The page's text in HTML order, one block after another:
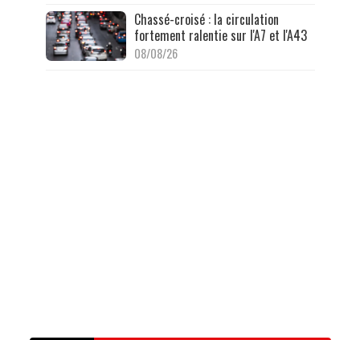
Chassé-croisé : la circulation
fortement ralentie sur l'A7 et l'A43
08/08/26